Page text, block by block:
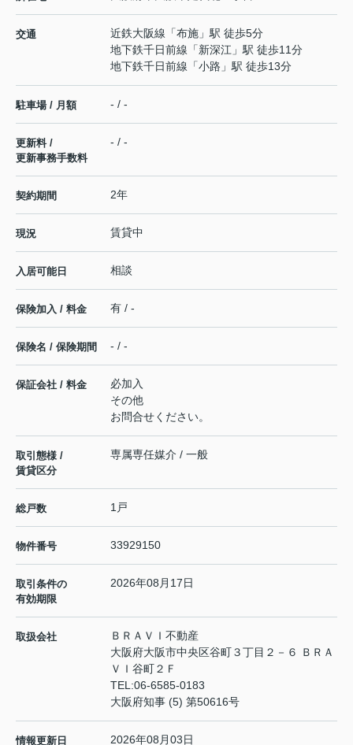
交通 近鉄大阪線 「布施 」駅 徒歩5分
地下鉄千日前線 「新深江 」駅 徒歩11分
地下鉄千日前線 「小路 」駅 徒歩13分
駐車場 / 月額 - / -
更新料 /
更新事務手数料
- / -
契約期間 2年
現況 賃貸中
入居可能日 相談
保険加入 / 料金 有 / -
保険名 / 保険期間 - / -
保証会社 / 料金
必加入
その他
お問合せください。
取引態様 /
賃貸区分
専属専任媒介 / 一般
総戸数 1戸
物件番号 33929150
取引条件の
有効期限
2026年08月17日
取扱会社
ＢＲＡＶＩ不動産
大阪府大阪市中央区谷町３丁目２－６ ＢＲＡ
ＶＩ谷町２Ｆ
TEL:06-6585-0183
大阪府知事 (5) 第50616号
情報更新日 2026年08月03日